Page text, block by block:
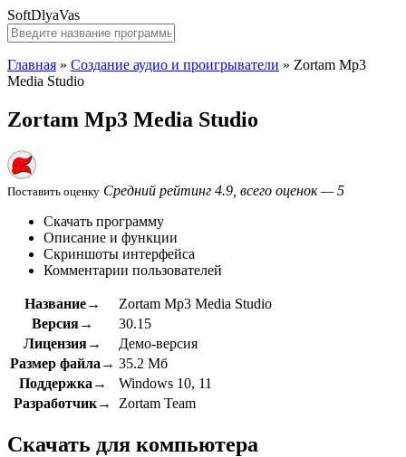
SoftDlyaVas
Главная » Создание аудио и проигрыватели » Zortam Mp3
Media Studio
Zortam Mp3 Media Studio
Поставить оценку Средний рейтинг 4.9, всего оценок — 5
Скачать программу
Описание и функции
Скриншоты интерфейса
Комментарии пользователей
Название→
Zortam Mp3 Media Studio
Версия→
30.15
Лицензия→
Демо-версия
Размер файла→ 35.2 Мб
Поддержка→
Windows 10, 11
Разработчик→
Zortam Team
Скачать для компьютера